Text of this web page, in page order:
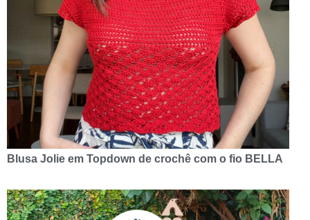
Blusa Jolie em Topdown de crochê com o fio BELLA